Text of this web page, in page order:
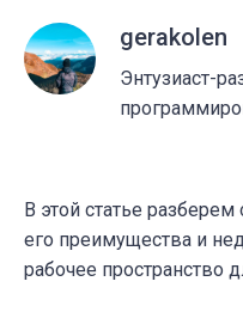
gerakolen
Энтузиаст-
В этой статье
его преимущества и
рабочее пространство